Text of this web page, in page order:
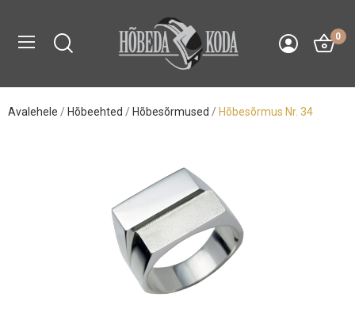
0
Avalehele Hõbeehted Hõbesõrmused Hõbesõrmus Nr. 34